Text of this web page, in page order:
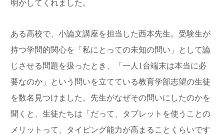
明かしてくれました。
ある高校で、小論文講座を担当した西本先生。受験生が
持つ学問的関心を「私にとっての未知の問い」として論
じさせる問題を扱ったとき、「一人1台端末は本当に必
要なのか」という問いを立てている教育学部志望の生徒
を数名見つけました。先生がなぜその問いにしたのかを
聞くと、生徒たちは「だって、タブレットを使うことの
メリットって、タイピング能力が高まることくらいです